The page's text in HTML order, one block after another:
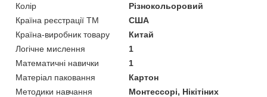
Колір
Різнокольоровий
Країна реєстрації ТМ
США
Країна-виробник товару
Китай
Логічне мислення
1
Математичні навички
1
Матеріал паковання
Картон
Методики навчання
Монтессорі, Нікітіних